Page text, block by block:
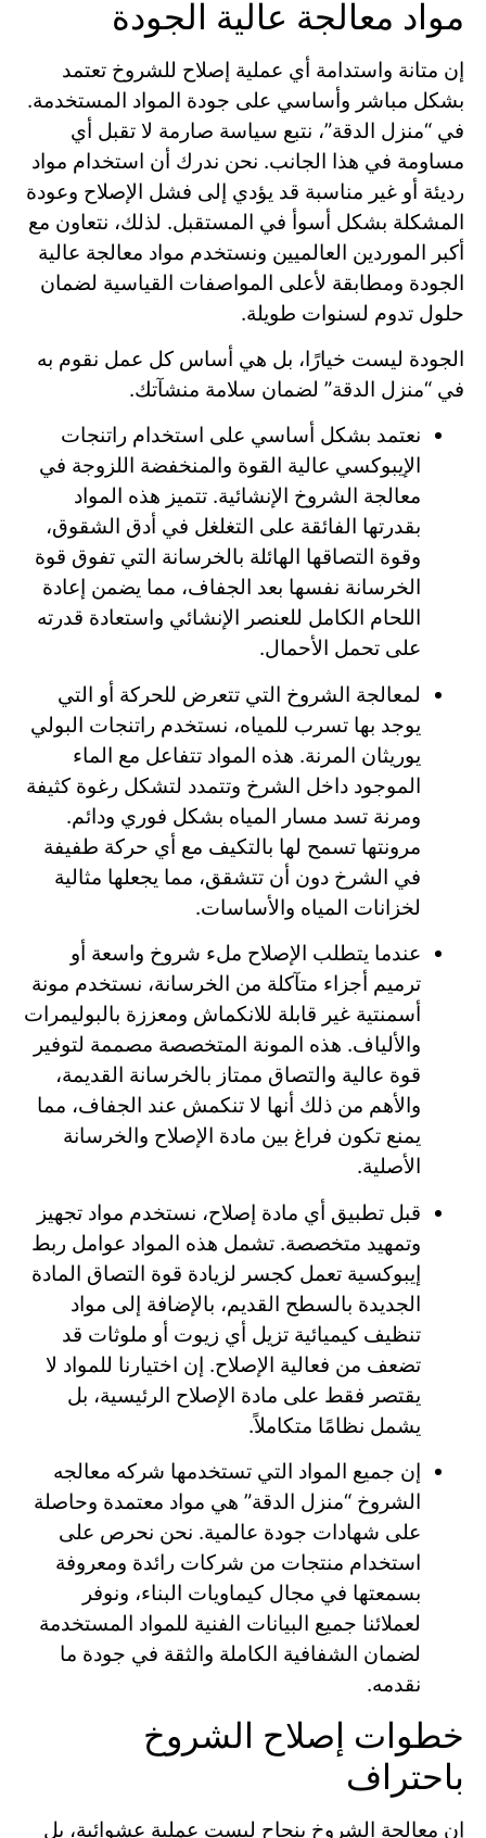
مواد معالجة عالية الجودة
إن متانة واستدامة أي عملية إصلاح للشروخ تعتمد
بشكل مباشر وأساسي على جودة المواد المستخدمة.
في “منزل الدقة”، نتبع سياسة صارمة لا تقبل أي
مساومة في هذا الجانب. نحن ندرك أن استخدام مواد
رديئة أو غير مناسبة قد يؤدي إلى فشل الإصلاح وعودة
المشكلة بشكل أسوأ في المستقبل. لذلك، نتعاون مع
أكبر الموردين العالميين ونستخدم مواد معالجة عالية
الجودة ومطابقة لأعلى المواصفات القياسية لضمان
حلول تدوم لسنوات طويلة.
الجودة ليست خيارًا، بل هي أساس كل عمل نقوم به
في “منزل الدقة” لضمان سلامة منشآتك.
نعتمد بشكل أساسي على استخدام راتنجات
الإيبوكسي عالية القوة والمنخفضة اللزوجة في
معالجة الشروخ الإنشائية. تتميز هذه المواد
بقدرتها الفائقة على التغلغل في أدق الشقوق،
وقوة التصاقها الهائلة بالخرسانة التي تفوق قوة
الخرسانة نفسها بعد الجفاف، مما يضمن إعادة
اللحام الكامل للعنصر الإنشائي واستعادة قدرته
على تحمل الأحمال.
لمعالجة الشروخ التي تتعرض للحركة أو التي
يوجد بها تسرب للمياه، نستخدم راتنجات البولي
يوريثان المرنة. هذه المواد تتفاعل مع الماء
الموجود داخل الشرخ وتتمدد لتشكل رغوة كثيفة
ومرنة تسد مسار المياه بشكل فوري ودائم.
مرونتها تسمح لها بالتكيف مع أي حركة طفيفة
في الشرخ دون أن تتشقق، مما يجعلها مثالية
لخزانات المياه والأساسات.
عندما يتطلب الإصلاح ملء شروخ واسعة أو
ترميم أجزاء متآكلة من الخرسانة، نستخدم مونة
أسمنتية غير قابلة للانكماش ومعززة بالبوليمرات
والألياف. هذه المونة المتخصصة مصممة لتوفير
قوة عالية والتصاق ممتاز بالخرسانة القديمة،
والأهم من ذلك أنها لا تنكمش عند الجفاف، مما
يمنع تكون فراغ بين مادة الإصلاح والخرسانة
الأصلية.
قبل تطبيق أي مادة إصلاح، نستخدم مواد تجهيز
وتمهيد متخصصة. تشمل هذه المواد عوامل ربط
إيبوكسية تعمل كجسر لزيادة قوة التصاق المادة
الجديدة بالسطح القديم، بالإضافة إلى مواد
تنظيف كيميائية تزيل أي زيوت أو ملوثات قد
تضعف من فعالية الإصلاح. إن اختيارنا للمواد لا
يقتصر فقط على مادة الإصلاح الرئيسية، بل
يشمل نظامًا متكاملاً.
إن جميع المواد التي تستخدمها شركه معالجه
الشروخ “منزل الدقة” هي مواد معتمدة وحاصلة
على شهادات جودة عالمية. نحن نحرص على
استخدام منتجات من شركات رائدة ومعروفة
بسمعتها في مجال كيماويات البناء، ونوفر
لعملائنا جميع البيانات الفنية للمواد المستخدمة
لضمان الشفافية الكاملة والثقة في جودة ما
نقدمه.
خطوات إصلاح الشروخ
باحتراف
إن معالجة الشروخ بنجاح ليست عملية عشوائية، بل